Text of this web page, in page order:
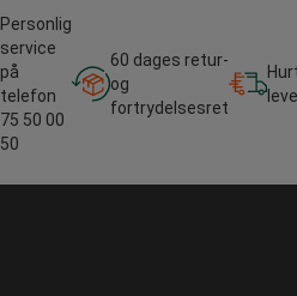
Personlig
service
på
telefon
75 50 00
50
60 dages retur-
og
fortrydelsesret